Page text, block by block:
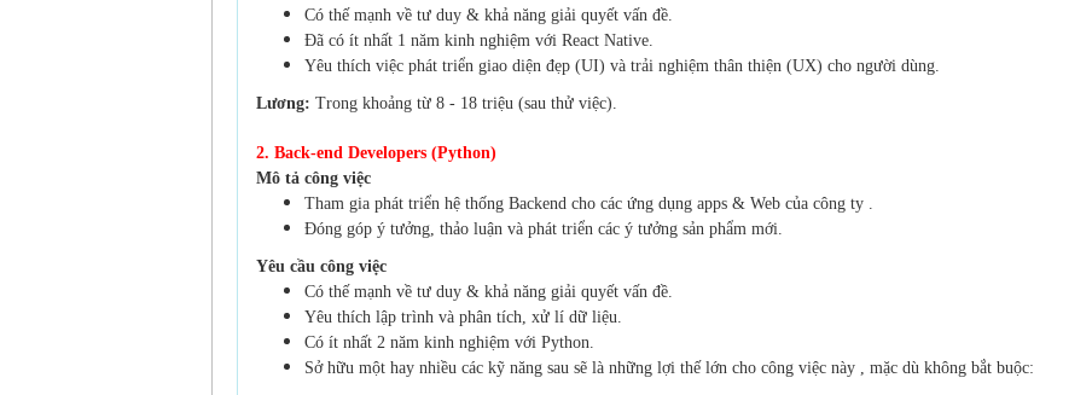
Có thế mạnh về tư duy & khả năng giải quyết vấn đề.
Đã có ít nhất 1 năm kinh nghiệm với React Native.
Yêu thích việc phát triển giao diện đẹp (UI) và trải nghiệm thân thiện (UX) cho người dùng.
Lương: Trong khoảng từ 8 - 18 triệu (sau thử việc).
2. Back-end Developers (Python)
Mô tả công việc
Tham gia phát triển hệ thống Backend cho các ứng dụng apps & Web của công ty .
Đóng góp ý tưởng, thảo luận và phát triển các ý tưởng sản phẩm mới.
Yêu cầu công việc
Có thế mạnh về tư duy & khả năng giải quyết vấn đề.
Yêu thích lập trình và phân tích, xử lí dữ liệu.
Có ít nhất 2 năm kinh nghiệm với Python.
Sở hữu một hay nhiều các kỹ năng sau sẽ là những lợi thế lớn cho công việc này , mặc dù không bắt buộc: